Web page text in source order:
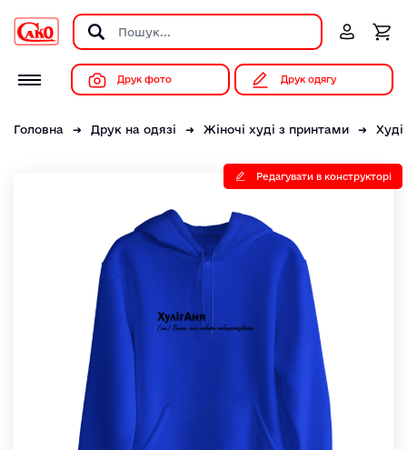
Друк фото Друк одягу
Головна Друк на одязі Жіночі худі з принтами
Редагувати в конструкторі